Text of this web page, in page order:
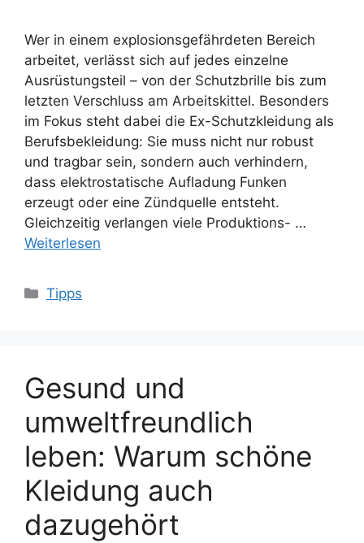
Wer in einem explosionsgefährdeten Bereich
arbeitet, verlässt sich auf jedes einzelne
Ausrüstungsteil – von der Schutzbrille bis zum
letzten Verschluss am Arbeitskittel. Besonders
im Fokus steht dabei die Ex-Schutzkleidung als
Berufsbekleidung: Sie muss nicht nur robust
und tragbar sein, sondern auch verhindern,
dass elektrostatische Aufladung Funken
erzeugt oder eine Zündquelle entsteht.
Gleichzeitig verlangen viele Produktions- …
Weiterlesen
Kategorien
Tipps
Gesund und
umweltfreundlich
leben: Warum schöne
Kleidung auch
dazugehört